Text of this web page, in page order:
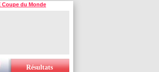
Coupe du Monde
Résultats